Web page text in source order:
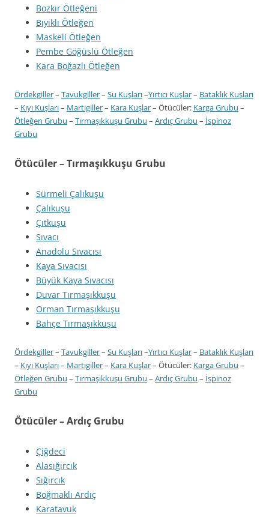
Bozkır Ötleğeni
Bıyıklı Ötleğen
Maskeli Ötleğen
Pembe Göğüslü Ötleğen
Kara Boğazlı Ötleğen
Ördekgiller– Tavukgiller– Su Kuşları–Yırtıcı Kuşlar– Bataklık Kuşları
– Kıyı Kuşları– Martıgiller– Kara Kuşlar– Ötücüler: Karga Grubu –
Ötleğen Grubu – Tırmaşıkkuşu Grubu – Ardıç Grubu – İspinoz
Grubu
Ötücüler– Tırmaşıkkuşu Grubu
Sürmeli Çalıkuşu
Çalıkuşu
Çıtkuşu
Sıvacı
Anadolu Sıvacısı
Kaya Sıvacısı
Büyük Kaya Sıvacısı
Duvar Tırmaşıkkuşu
Orman Tırmaşıkkuşu
Bahçe Tırmaşıkkuşu
Ördekgiller– Tavukgiller– Su Kuşları–Yırtıcı Kuşlar– Bataklık Kuşları
– Kıyı Kuşları– Martıgiller– Kara Kuşlar– Ötücüler: Karga Grubu –
Ötleğen Grubu – Tırmaşıkkuşu Grubu – Ardıç Grubu – İspinoz
Grubu
Ötücüler – Ardıç Grubu
Çiğdeci
Alasığırcık
Sığırcık
Boğmaklı Ardıç
Karatavuk